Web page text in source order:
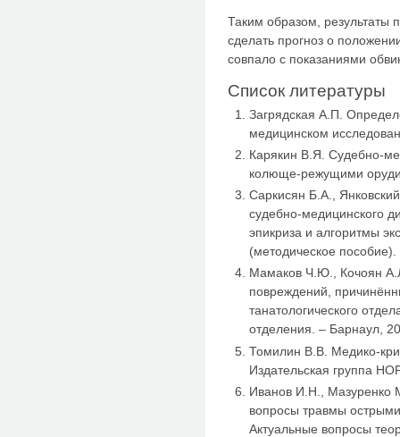
Таким образом, результаты
сделать прогноз о
совпало с показаниями
Список литературы
Загрядская А.П.
медицинском
Карякин В.Я. Судебно-
колюще-режущими
Саркисян Б.А.,
судебно-медицинского
эпикриза и алгоритмы
(методическое
Мамаков Ч.Ю., Кочоян
повреждений,
танатологического
отделения. – Барнаул,
Томилин В.В. Медико-
Издательская группа
Иванов И.Н., Мазуренко
вопросы травмы
Актуальные вопросы